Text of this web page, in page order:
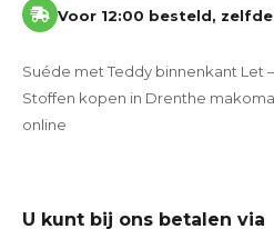
Voor 12:00 besteld,
Suéde met Teddy binnenkant Let
Stoffen kopen in Drenthe
online
U kunt bij ons betalen via